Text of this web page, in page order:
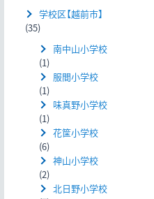
学校区【越前市】
(35)
南中山小学校
(1)
服間小学校
(1)
味真野小学校
(1)
花筐小学校
(6)
神山小学校
(2)
北日野小学校